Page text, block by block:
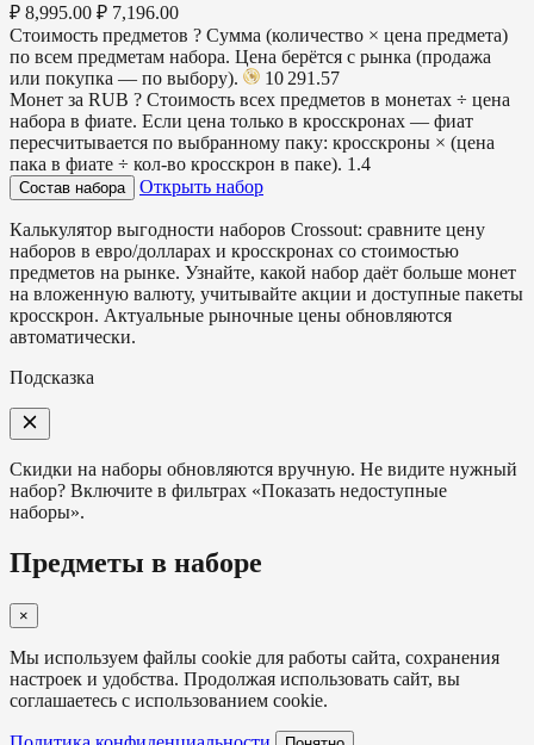
₽ 8,995.00 ₽ 7,196.00
Стоимость предметов ? Сумма (количество × цена предмета)
по всем предметам набора. Цена берётся с рынка (продажа
или покупка — по выбору).
10 291.57
Монет за RUB ? Стоимость всех предметов в монетах ÷ цена
набора в фиате. Если цена только в кросскронах — фиат
пересчитывается по выбранному паку: кросскроны × (цена
пака в фиате ÷ кол-во кросскрон в паке). 1.4
Состав набора Открыть набор
Калькулятор выгодности наборов Crossout: сравните цену
наборов в евро/долларах и кросскронах со стоимостью
предметов на рынке. Узнайте, какой набор даёт больше монет
на вложенную валюту, учитывайте акции и доступные пакеты
кросскрон. Актуальные рыночные цены обновляются
автоматически.
Подсказка
Скидки на наборы обновляются вручную. Не видите нужный
набор? Включите в фильтрах «Показать недоступные
наборы».
Предметы в наборе
×
Мы используем файлы cookie для работы сайта, сохранения
настроек и удобства. Продолжая использовать сайт, вы
соглашаетесь с использованием cookie.